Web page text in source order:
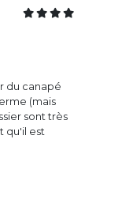
du canapé
(mais
sont très
qu'il est